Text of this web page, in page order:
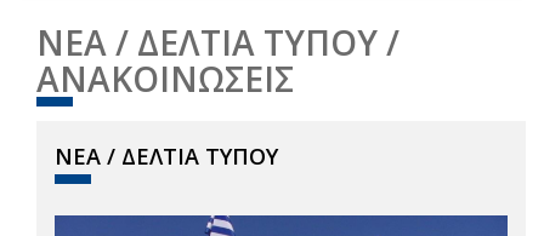
ΝΕΑ / ΔΕΛΤΙΑ ΤΥΠΟΥ /
ΑΝΑΚΟΙΝΩΣΕΙΣ
ΝΕΑ / ΔΕΛΤΙΑ ΤΥΠΟΥ